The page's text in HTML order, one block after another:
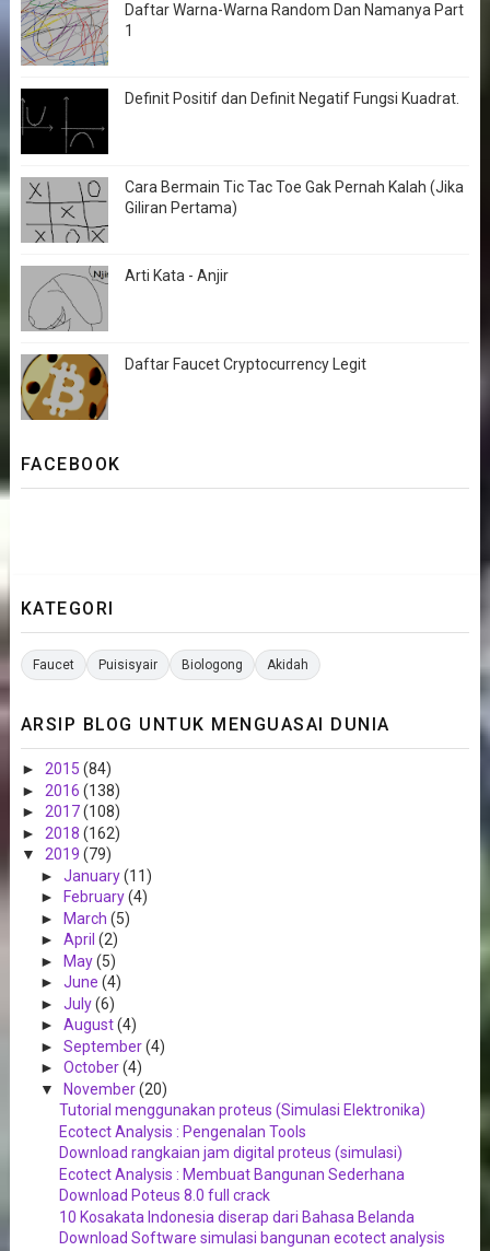
Daftar Warna-Warna Random Dan Namanya Part
1
Definit Positif dan Definit Negatif Fungsi Kuadrat.
Cara Bermain Tic Tac Toe Gak Pernah Kalah (Jika
Giliran Pertama)
Arti Kata - Anjir
Daftar Faucet Cryptocurrency Legit
FACEBOOK
KATEGORI
Faucet Puisisyair Biologong Akidah
ARSIP BLOG UNTUK MENGUASAI DUNIA
► 2015 (84)
► 2016 (138)
► 2017(108)
► 2018 (162)
▼ 2019 (79)
► January(11)
►
February(4)
► March (5)
► April (2)
► May(5)
► June (4)
► July(6)
► August(4)
► September(4)
► October(4)
▼ November(20)
Tutorial menggunakan proteus (Simulasi Elektronika)
Ecotect Analysis : Pengenalan Tools
Download rangkaian jam digital proteus (simulasi)
Ecotect Analysis : Membuat Bangunan Sederhana
Download Poteus 8.0 full crack
10 Kosakata Indonesia diserap dari Bahasa Belanda
Download Software simulasi bangunan ecotect analysis